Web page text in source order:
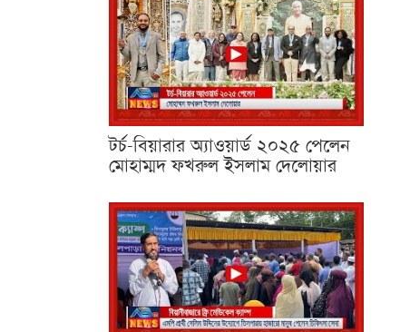
টর্চ-বিয়ারার অ্যাওয়ার্ড ২০২৫ পেলেন
মোহাম্মদ ফখরুল ইসলাম দেলোয়ার